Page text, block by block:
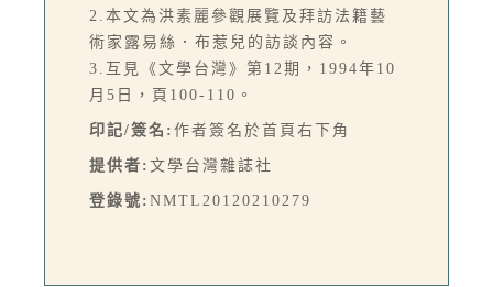
2.本文為洪素麗參觀展覽及拜訪法籍藝
術家露易絲．布惹兒的訪談內容。
3.互見《文學台灣》第12期，1994年10
月5日，頁100-110。
印記/簽名: 作者簽名於首頁右下角
提供者: 文學台灣雜誌社
登錄號: NMTL20120210279